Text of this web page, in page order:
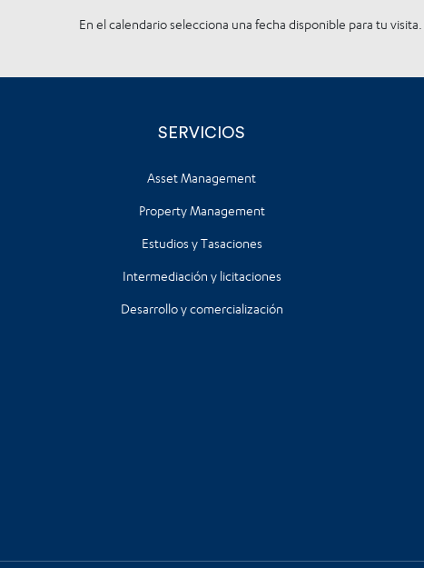
En el calendario selecciona una fecha disponible para tu visita.
SERVICIOS
Asset Management
Property Management
Estudios y Tasaciones
Intermediación y licitaciones
Desarrollo y comercialización